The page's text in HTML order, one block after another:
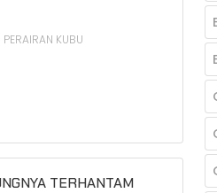
KUBU
TERHANTAM